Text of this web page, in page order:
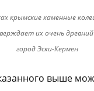
крымские каменные
их очень
город Эски-Кермен
выше